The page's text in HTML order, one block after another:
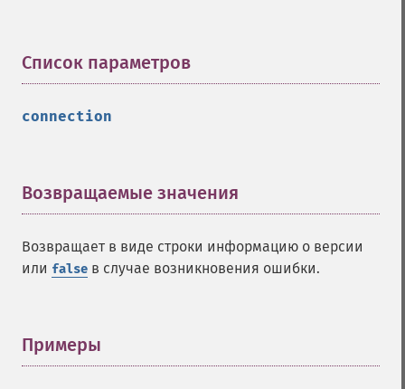
Список параметров
connection
Возвращаемые значения
Возвращает в виде строки информацию о версии
или false в случае возникновения ошибки.
Примеры